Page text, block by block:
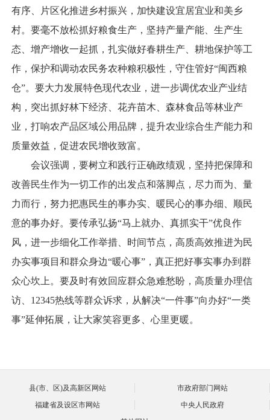
有序、片区化推进乡村振兴，加快建设宜居宜业和美乡
村。要毫不放松抓好粮食生产，坚持产量产能、生产生
态、增产增收一起抓，扎实做好春耕生产、耕地保护等工
作，保护和调动农民务农种粮积极性，守住管好“闽西粮
仓”。要大力发展特色现代农业，进一步调优农业产业结
构，突出抓好林下经济、花卉苗木、森林食品等林业产
业，打响农产品区域公用品牌，提升农业综合生产能力和
质量效益，促进农民增收致富。
会议强调，要树立和践行正确政绩观，坚持把保障和
改善民生作为一切工作的出发点和落脚点，尽力而为、量
力而行，努力把惠民生的事办实、暖民心的事办细、顺民
意的事办好。要传承弘扬“马上就办、真抓实干”优良作
风，进一步细化工作举措、时间节点，高质高效推进为民
办实事项目和群众身边“暖心事”，真正把好事实事办到群
众心坎上。要及时有效回应群众急难愁盼，高质量办理信
访、12345热线等群众诉求，从解决“一件事”向办好“一类
事”延伸拓展，让大家笑容更多、心里更暖。
县(市、区)及高新区网站
市政府部门网站
福建省及设区市网站
中央人民政府